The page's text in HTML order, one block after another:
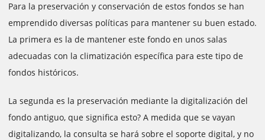
Para la preservación y conservación de estos fondos se han
emprendido diversas políticas para mantener su buen estado.
La primera es la de mantener este fondo en unos salas
adecuadas con la climatización específica para este tipo de
fondos históricos.
La segunda es la preservación mediante la digitalización del
fondo antiguo, que significa esto? A medida que se vayan
digitalizando, la consulta se hará sobre el soporte digital, y no